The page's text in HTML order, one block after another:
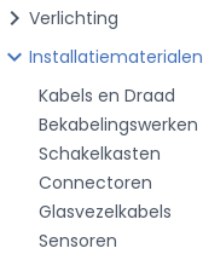
chevron_right Verlichting
chevron_right Installatiematerialen
Kabels en Draad
Bekabelingswerken
Schakelkasten
Connectoren
Glasvezelkabels
Sensoren